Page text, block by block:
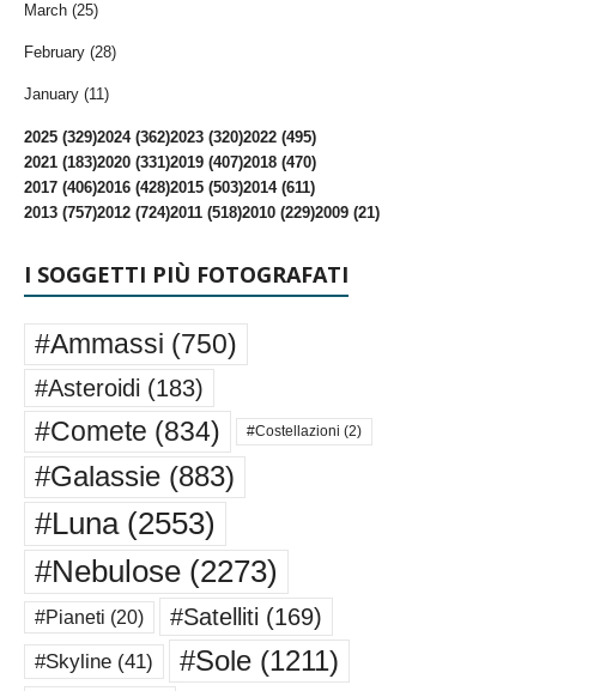
March (25)
February (28)
January (11)
2025 (329)2024 (362)2023 (320)2022 (495)
2021 (183)2020 (331)2019 (407)2018 (470)
2017 (406)2016 (428)2015 (503)2014 (611)
2013 (757)2012 (724)2011 (518)2010 (229)2009 (21)
I SOGGETTI PIÙ FOTOGRAFATI
#Ammassi (750)
#Asteroidi (183)
#Comete (834) #Costellazioni (2)
#Galassie(883)
#Luna(2553)
#Nebulose(2273)
#Pianeti (20) #Satelliti (169)
#Skyline(41) #Sole(1211)